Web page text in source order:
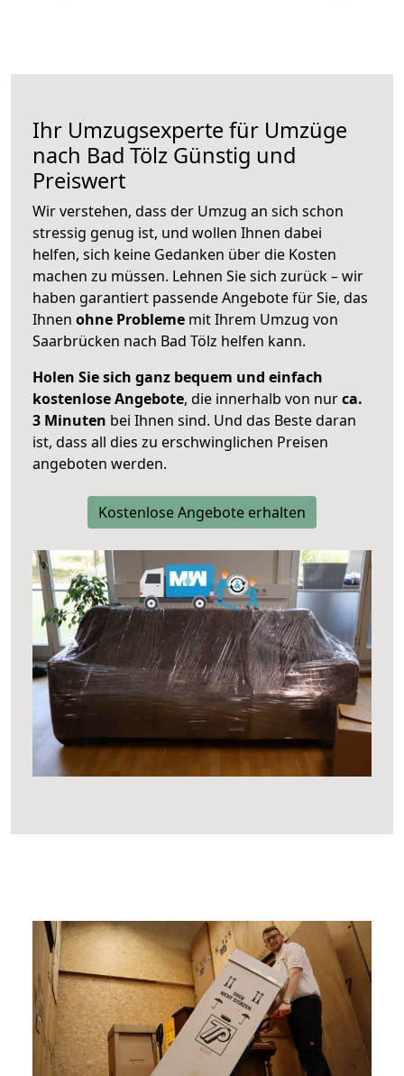
Ihr Umzugsexperte für Umzüge
nach Bad Tölz Günstig und
Preiswert
Wir verstehen, dass der Umzug an sich schon
stressig genug ist, und wollen Ihnen dabei
helfen, sich keine Gedanken über die Kosten
machen zu müssen. Lehnen Sie sich zurück – wir
haben garantiert passende Angebote für Sie, das
Ihnen ohne Probleme mit Ihrem Umzug von
Saarbrücken nach Bad Tölz helfen kann.
Holen Sie sich ganz bequem und einfach
kostenlose Angebote, die innerhalb von nurca.
3 Minuten bei Ihnen sind. Und das Beste daran
ist, dass all dies zu erschwinglichen Preisen
angeboten werden.
Kostenlose Angebote erhalten